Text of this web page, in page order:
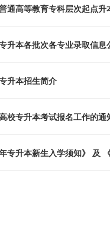
通高等教育专科层次起点升
升本各批次各专业录取信息
升本招生简介
校专升本考试报名工作的通
专升本新生入学须知》 及